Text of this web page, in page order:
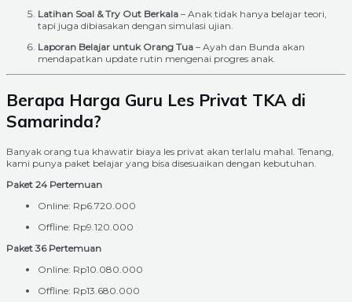
Latihan Soal & Try Out Berkala – Anak tidak hanya belajar teori,
tapi juga dibiasakan dengan simulasi ujian.
Laporan Belajar untuk Orang Tua – Ayah dan Bunda akan
mendapatkan update rutin mengenai progres anak.
Berapa Harga Guru Les Privat TKA di
Samarinda?
Banyak orang tua khawatir biaya les privat akan terlalu mahal. Tenang,
kami punya paket belajar yang bisa disesuaikan dengan kebutuhan.
Paket 24 Pertemuan
Online: Rp6.720.000
Offline: Rp9.120.000
Paket 36 Pertemuan
Online: Rp10.080.000
Offline: Rp13.680.000